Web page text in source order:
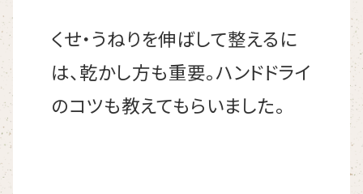
くせ・うねりを伸ばして整えるに
は、乾かし方も重要。ハンドドライ
のコツも教えてもらいました。